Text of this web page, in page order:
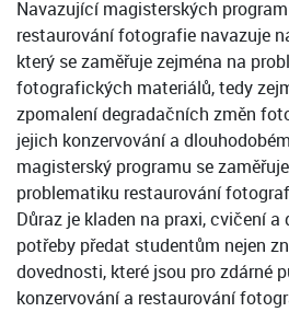
Navazující magisterských
restaurování fotografie navazuje
který se zaměřuje zejména na
fotografických materiálů, tedy
zpomalení degradačních změn
jejich konzervování a
magisterský programu se
problematiku restaurování
Důraz je kladen na praxi, cvičení a
potřeby předat studentům nejen
dovednosti, které jsou pro zdárné
konzervování a restaurování